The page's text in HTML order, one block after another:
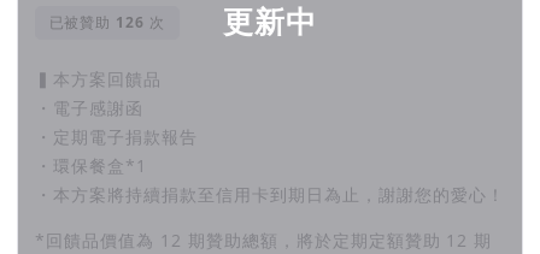
更新中
已被贊助 次
▍本方案回饋品
・電子感謝函
・定期電子捐款報告
・環保餐盒*1
・本方案將持續捐款至信用卡到期日為止，謝謝您的愛心！
*回饋品價值為 12 期贊助總額，將於定期定額贊助 12 期